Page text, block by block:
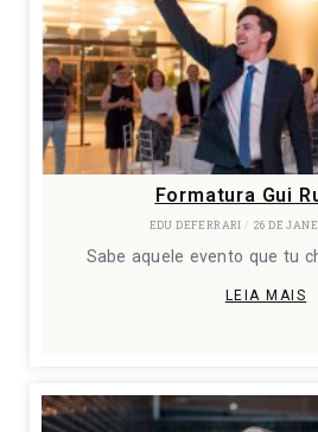
Formatura Gui
EDU DEFERRARI 26 DE
Sabe aquele evento que tu
LEIA MAIS